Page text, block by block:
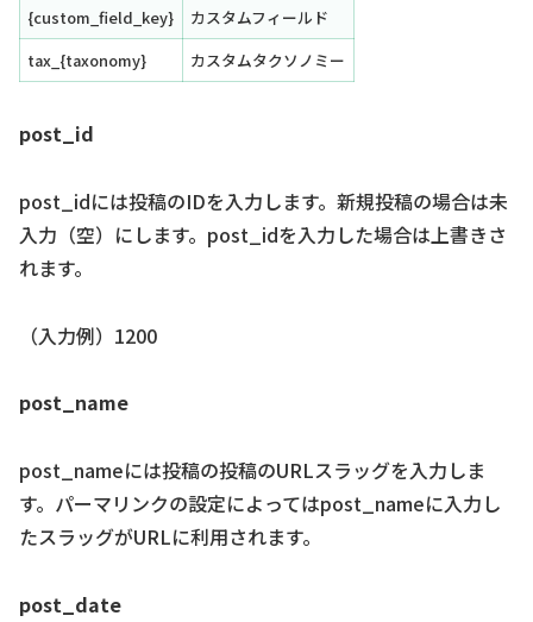
{custom_field_key}
カスタムフィールド
tax_{taxonomy}
カスタムタクソノミー
post_id
post_idには投稿のIDを入力します。新規投稿の場合は未
入力（空）にします。post_idを入力した場合は上書きさ
れます。
（入力例）1200
post_name
post_nameには投稿の投稿のURLスラッグを入力しま
す。パーマリンクの設定によってはpost_nameに入力し
たスラッグがURLに利用されます。
post_date